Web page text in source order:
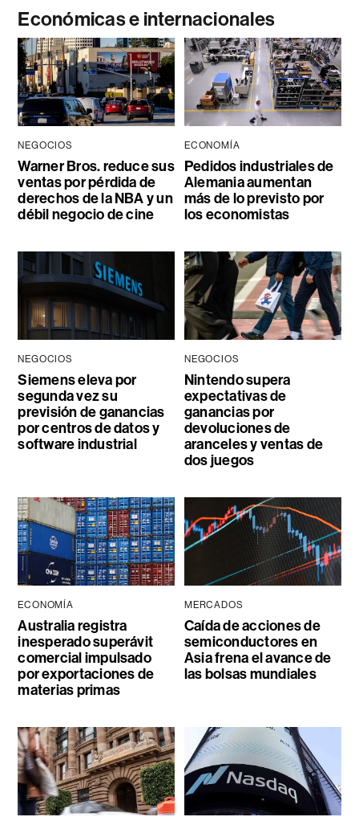
Económicas e internacionales
NEGOCIOS
Warner Bros. reduce sus
ventas por pérdida de
derechos de la NBA y un
débil negocio de cine
ECONOMÍA
Pedidos industriales de
Alemania aumentan
más de lo previsto por
los economistas
NEGOCIOS
Siemens eleva por
segunda vez su
previsión de ganancias
por centros de datos y
software industrial
NEGOCIOS
Nintendo supera
expectativas de
ganancias por
devoluciones de
aranceles y ventas de
dos juegos
ECONOMÍA
Australia registra
inesperado superávit
comercial impulsado
por exportaciones de
materias primas
MERCADOS
Caída de acciones de
semiconductores en
Asia frena el avance de
las bolsas mundiales